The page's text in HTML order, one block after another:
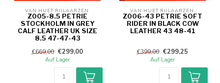
VAN HUET RIJLAARZEN
Z005-8.5 PETRIE
STOCKHOLM IN GREY
CALF LEATHER UK SIZE
8.5 47-47-43
€669,00 €299,00
Auf Lager
VAN HUET RIJLAARZEN
Z006-43 PETRIE SOFT
RIDER IN BLACK COW
LEATHER 43 48-41
€399,00 €299,25
Auf Lager